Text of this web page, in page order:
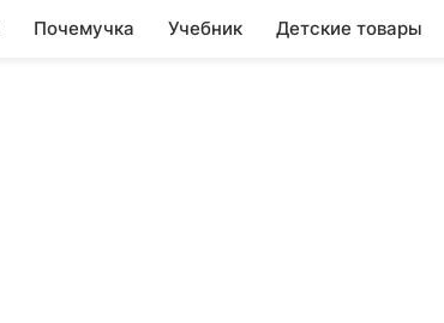
Почемучка Учебник Детские товары